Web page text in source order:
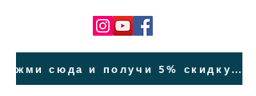
жми сюда и получи 5% скидку на покупку авто на Кипре и автообслуживание